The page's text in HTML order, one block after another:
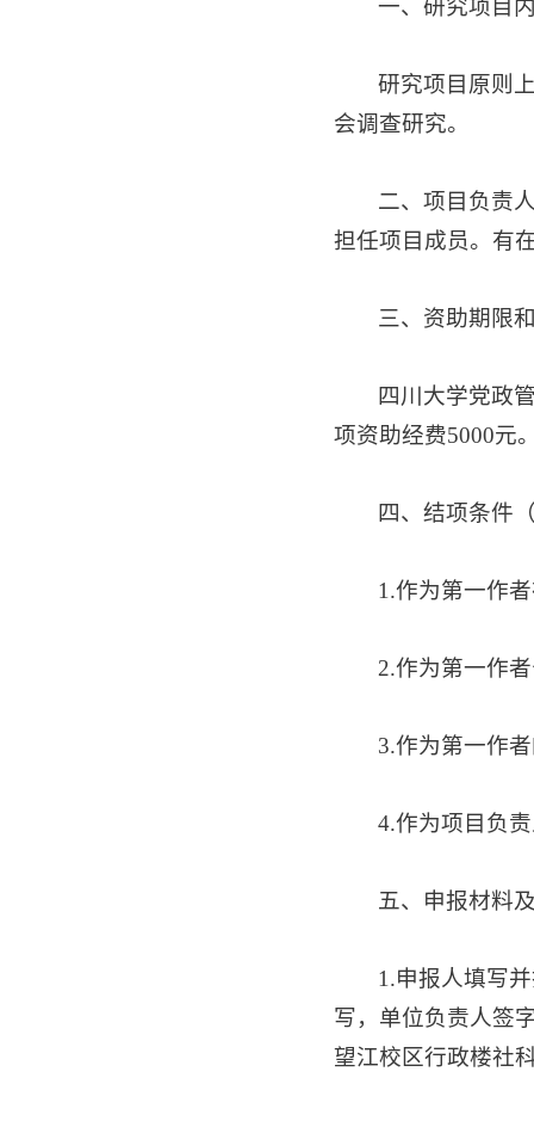
一、研究项目
研究项目原则
会调查研究。
二、项目负责
担任项目成员。有
三、资助期限
四川大学党政
项资助经费5000元
四、结项条件
1.作为第一作
2.作为第一作
3.作为第一作
4.作为项目负
五、申报材料
1.申报人填写
写，单位负责人签
望江校区行政楼社